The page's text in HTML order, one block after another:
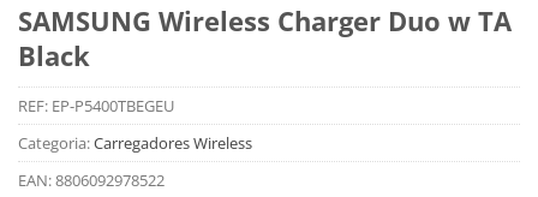
SAMSUNG Wireless Charger Duo w TA
Black
REF: EP-P5400TBEGEU
Categoria:Carregadores Wireless
EAN:8806092978522